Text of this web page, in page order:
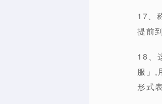
17、
提前
18、
服」,
形式